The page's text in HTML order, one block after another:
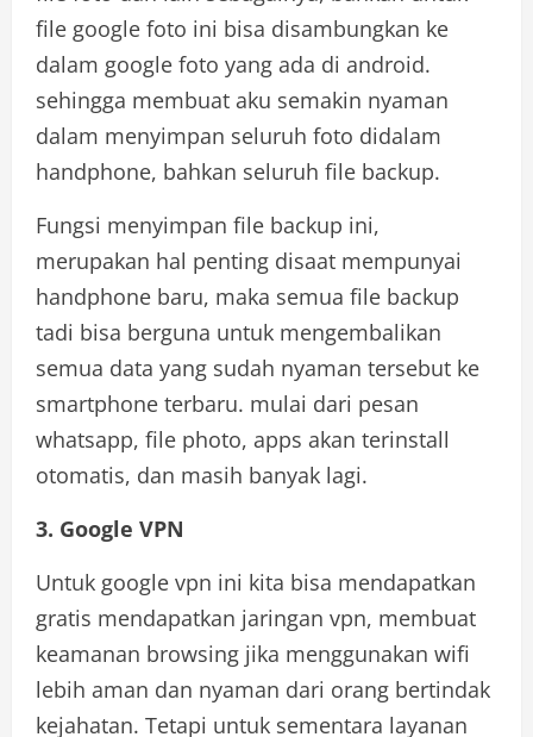
file google foto ini bisa disambungkan ke
dalam google foto yang ada di android.
sehingga membuat aku semakin nyaman
dalam menyimpan seluruh foto didalam
handphone, bahkan seluruh file backup.
Fungsi menyimpan file backup ini,
merupakan hal penting disaat mempunyai
handphone baru, maka semua file backup
tadi bisa berguna untuk mengembalikan
semua data yang sudah nyaman tersebut ke
smartphone terbaru. mulai dari pesan
whatsapp, file photo, apps akan terinstall
otomatis, dan masih banyak lagi.
3. Google VPN
Untuk google vpn ini kita bisa mendapatkan
gratis mendapatkan jaringan vpn, membuat
keamanan browsing jika menggunakan wifi
lebih aman dan nyaman dari orang bertindak
kejahatan. Tetapi untuk sementara layanan